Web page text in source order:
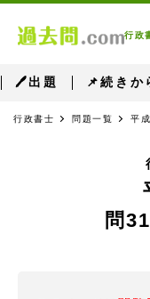
行政
🖊出題 📌続きか
行政書士 問題一覧 平
問